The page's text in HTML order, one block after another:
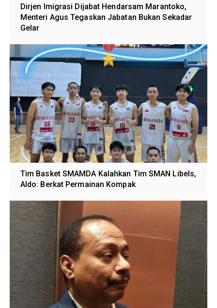
Dirjen Imigrasi Dijabat Hendarsam Marantoko,
Menteri Agus Tegaskan Jabatan Bukan Sekadar
Gelar
Tim Basket SMAMDA Kalahkan Tim SMAN Libels,
Aldo: Berkat Permainan Kompak